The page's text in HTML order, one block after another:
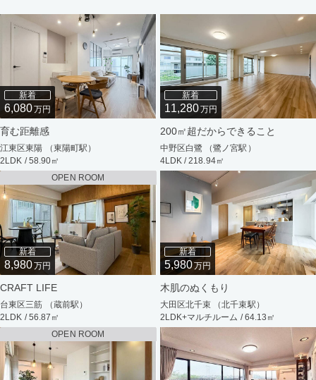
新着
6,080万円
育む距離感
江東区東陽 （東陽町駅）
2LDK / 58.90㎡
新着
11,280万円
200㎡超だからできること
中野区白鷺 （鷺ノ宮駅）
4LDK / 218.94㎡
OPEN ROOM
新着
8,980万円
CRAFT LIFE
台東区三筋 （蔵前駅）
2LDK / 56.87㎡
新着
5,980万円
木肌のぬくもり
大田区北千束 （北千束駅）
2LDK+マルチルーム / 64.13㎡
OPEN ROOM